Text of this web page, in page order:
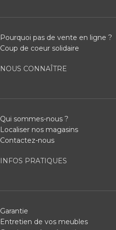
Pourquoi pas de vente en ligne ?
Coup de coeur solidaire
NOUS CONNAÎTRE
Qui sommes-nous ?
Localiser nos magasins
Contactez-nous
INFOS PRATIQUES
Garantie
Entretien de vos meubles